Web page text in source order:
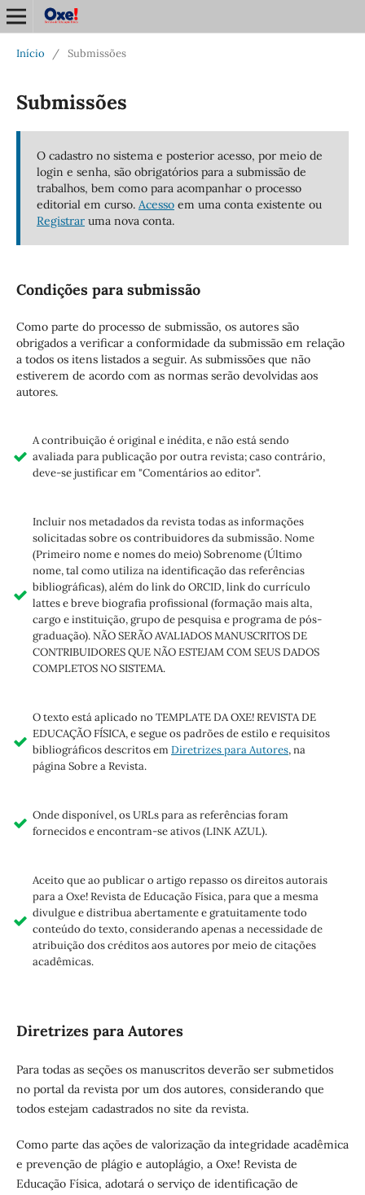
Início / Submissões
Submissões
O cadastro no sistema e posterior acesso, por meio de
login e senha, são obrigatórios para a submissão de
trabalhos, bem como para acompanhar o processo
editorial em curso. Acessoem uma conta existente ou
Registraruma nova conta.
Condições para submissão
Como parte do processo de submissão, os autores são
obrigados a verificar a conformidade da submissão em relação
a todos os itens listados a seguir. As submissões que não
estiverem de acordo com as normas serão devolvidas aos
autores.
A contribuição é original e inédita, e não está sendo
avaliada para publicação por outra revista; caso contrário,
deve-se justificar em "Comentários ao editor".
Incluir nos metadados da revista todas as informações
solicitadas sobre os contribuidores da submissão. Nome
(Primeiro nome e nomes do meio) Sobrenome (Último
nome, tal como utiliza na identificação das referências
bibliográficas), além do link do ORCID, link do currículo
lattes e breve biografia profissional (formação mais alta,
cargo e instituição, grupo de pesquisa e programa de pós-
graduação). NÃO SERÃO AVALIADOS MANUSCRITOS DE
CONTRIBUIDORES QUE NÃO ESTEJAM COM SEUS DADOS
COMPLETOS NO SISTEMA.
O texto está aplicado no TEMPLATE DA OXE! REVISTA DE
EDUCAÇÃO FÍSICA, e segue os padrões de estilo e requisitos
bibliográficos descritos emDiretrizes para Autores, na
página Sobre a Revista.
Onde disponível, os URLs para as referências foram
fornecidos e encontram-se ativos (LINK AZUL).
Aceito que ao publicar o artigo repasso os direitos autorais
para a Oxe! Revista de Educação Física, para que a mesma
divulgue e distribua abertamente e gratuitamente todo
conteúdo do texto, considerando apenas a necessidade de
atribuição dos créditos aos autores por meio de citações
acadêmicas.
Diretrizes para Autores
Para todas as seções os manuscritos deverão ser submetidos
no portal da revista por um dos autores, considerando que
todos estejam cadastrados no site da revista.
Como parte das ações de valorização da integridade acadêmica
e prevenção de plágio e autoplágio, a Oxe! Revista de
Educação Física, adotará o serviço de identificação de